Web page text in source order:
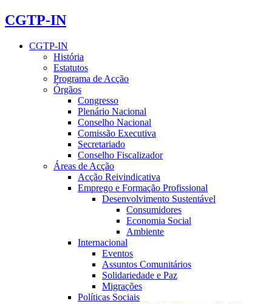
CGTP-IN
CGTP-IN
História
Estatutos
Programa de Acção
Órgãos
Congresso
Plenário Nacional
Conselho Nacional
Comissão Executiva
Secretariado
Conselho Fiscalizador
Áreas de Acção
Acção Reivindicativa
Emprego e Formação Profissional
Desenvolvimento Sustentável
Consumidores
Economia Social
Ambiente
Internacional
Eventos
Assuntos Comunitários
Solidariedade e Paz
Migrações
Políticas Sociais